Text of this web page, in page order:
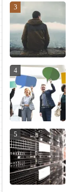
3
4
5